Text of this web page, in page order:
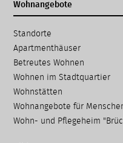
Wohnangebote
Navigation
überspringen
Standorte
Apartmenthäuser
Betreutes Wohnen
Wohnen im Stadtquartier
Wohnstätten
Wohnangebote für
Wohn- und Pflegeheim